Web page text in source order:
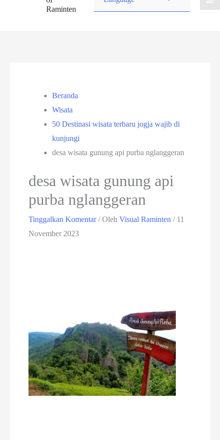
Raminten
Beranda
Wisata
50 Destinasi wisata terbaru jogja wajib di
kunjungi
desa wisata gunung api purba nglanggeran
desa wisata gunung api
purba nglanggeran
Tinggalkan Komentar / OlehVisual Raminten/ 11
November 2023